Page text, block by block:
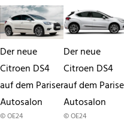
Der neue
Citroen DS4
auf dem Pariser
Autosalon
© OE24
Der neue
Citroen DS4
auf dem
Autosalon
© OE24